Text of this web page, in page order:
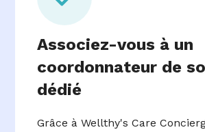
Associez-vous à un
coordonnateur de
dédié
Grâce à Wellthy's Care